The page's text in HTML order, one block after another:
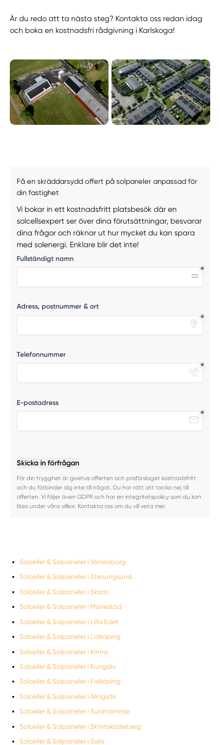
Är du redo att ta nästa steg? Kontakta oss redan idag
och boka en kostnadsfri rådgivning i Karlskoga!
Få en skräddarsydd offert på solpaneler anpassad för
din fastighet
Vi bokar in ett kostnadsfritt platsbesök där en
solcellsexpert ser över dina förutsättningar, besvarar
dina frågor och räknar ut hur mycket du kan spara
med solenergi. Enklare blir det inte!
Fullständigt namn
Adress, postnummer & ort
Telefonnummer
E-postadress
Skicka in förfrågan
För din trygghet är givetvis offerten och prisförslaget kostnadsfritt
och du förbinder dig inte till något. Du har rätt att tacka nej till
offerten. Vi följer även GDPR och har en integritetspolicy som du kan
läsa under våra villkor. Kontakta oss om du vill veta mer.
Solceller & Solpaneler i Vänersborg
Solceller & Solpaneler i Stenungsund
Solceller & Solpaneler i Skara
Solceller & Solpaneler i Mariestad
Solceller & Solpaneler i Lilla Edet
Solceller & Solpaneler i Lidköping
Solceller & Solpaneler i Kinna
Solceller & Solpaneler i Kungälv
Solceller & Solpaneler i Falköping
Solceller & Solpaneler i Alingsås
Solceller & Solpaneler i Surahammar
Solceller & Solpaneler i Skinnskatteberg
Solceller & Solpaneler i Sala